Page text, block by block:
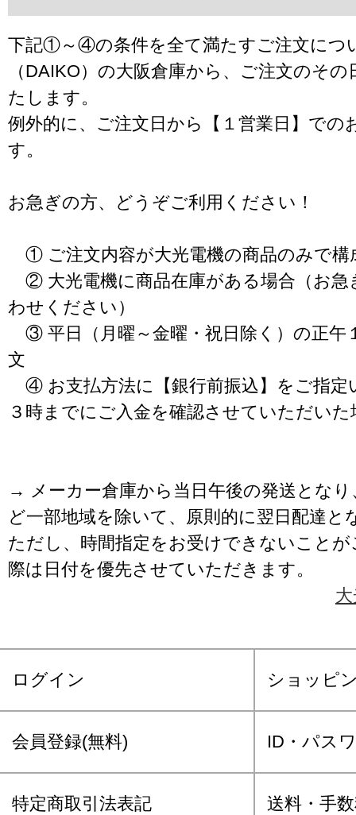
下記①～④の条件を全て満たすご注文につ
（DAIKO）の大阪倉庫から、ご注文のそ
たします。
例外的に、ご注文日から【１営業日】での
す。
お急ぎの方、どうぞご利用ください！
① ご注文内容が大光電機の商品のみで構
② 大光電機に商品在庫がある場合（お急
わせください）
③ 平日（月曜～金曜・祝日除く）の正午
文
④ お支払方法に【銀行前振込】をご指定
３時までにご入金を確認させていただいた
→ メーカー倉庫から当日午後の発送となり
ど一部地域を除いて、原則的に翌日配達と
ただし、時間指定をお受けできないこと
際は日付を優先させていただきます。
ログイン ショッピ
会員登録(無料) ID・パス
特定商取引法表記 送料・手